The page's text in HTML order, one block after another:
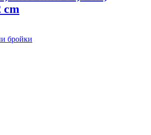
cm
бройки